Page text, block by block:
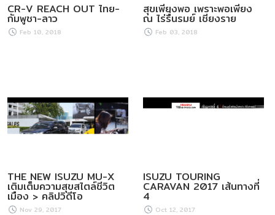
CR-V REACH OUT ไทย-
กัมพูชา-ลาว
Feb 10, 2018
สุขเพียงพอ เพราะพอเพียง
ณ ไร่รื่นรมย์ เชียงราย
Feb 03, 2018
THE NEW ISUZU MU-X
เติมเต็มความสุขสไตล์ชีวิต
เมือง > คลิปวิดีโอ
Nov 29, 2017
ISUZU TOURING
CARAVAN 2017 เส้นทางที่
4
Oct 12, 2017